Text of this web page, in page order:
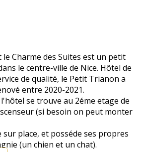
Charme des Suites est un petit
le centre-ville de Nice. Hôtel de
de qualité, le Petit Trianon a
entre 2020-2021.
se trouve au 2éme etage de
(si besoin on peut monter
place, et posséde ses propres
(un chien et un chat).